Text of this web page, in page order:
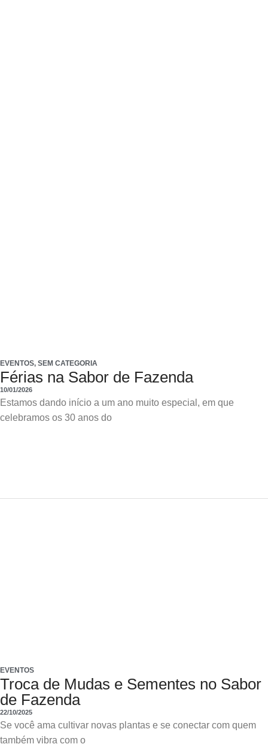
EVENTOS, SEM CATEGORIA
Férias na Sabor de Fazenda
10/01/2026
Estamos dando início a um ano muito especial, em que
celebramos os 30 anos do
EVENTOS
Troca de Mudas e Sementes no Sabor
de Fazenda
22/10/2025
Se você ama cultivar novas plantas e se conectar com quem
também vibra com o